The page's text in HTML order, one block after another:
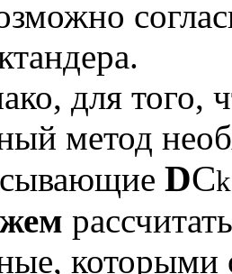
для того,
метод
DC
которыми